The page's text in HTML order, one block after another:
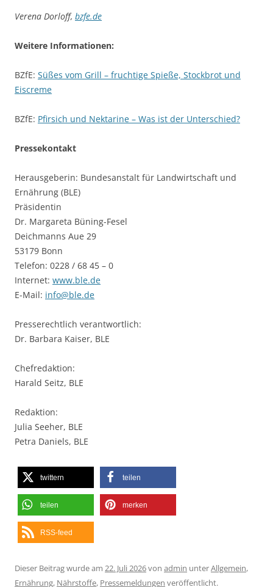
Verena Dorloff, bzfe.de
Weitere Informationen:
BZfE: Süßes vom Grill – fruchtige Spieße, Stockbrot und
Eiscreme
BZfE: Pfirsich und Nektarine – Was ist der Unterschied?
Pressekontakt
Herausgeberin: Bundesanstalt für Landwirtschaft und
Ernährung (BLE)
Präsidentin
Dr. Margareta Büning-Fesel
Deichmanns Aue 29
53179 Bonn
Telefon: 0228 / 68 45 – 0
Internet: www.ble.de
E-Mail: info@ble.de
Presserechtlich verantwortlich:
Dr. Barbara Kaiser, BLE
Chefredaktion:
Harald Seitz, BLE
Redaktion:
Julia Seeher, BLE
Petra Daniels, BLE
twittern teilen
teilen merken
RSS-feed
Dieser Beitrag wurde am 22. Juli 2026von admin unterAllgemein,
Ernährung, Nährstoffe, Pressemeldungen veröffentlicht.